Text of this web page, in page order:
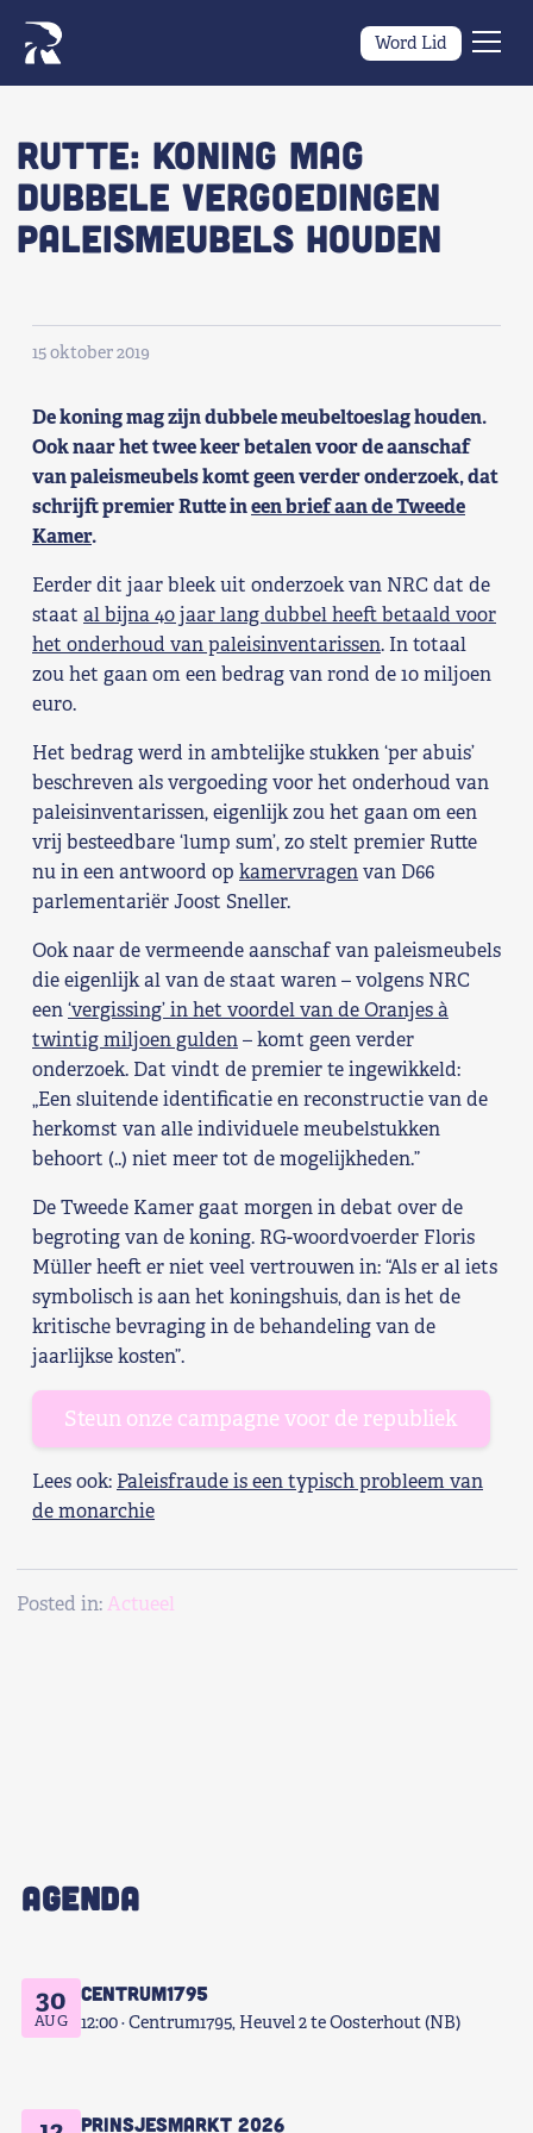
Word Lid
Zoeken
naar:Wat we willen
Wat we doen
Nieuws
Agenda
Shop
Contact
Voor leden
Word Lid
Rutte: koning mag
dubbele vergoedingen
paleismeubels houden
15 oktober 2019
De koning mag zijn dubbele meubeltoeslag houden.
Ook naar het twee keer betalen voor de aanschaf
van paleismeubels komt geen verder onderzoek, dat
schrijft premier Rutte ineen brief aan de Tweede
Kamer.
Eerder dit jaar bleek uit onderzoek van NRC dat de
staat al bijna 40 jaar lang dubbel heeft betaald voor
het onderhoud van paleisinventarissen. In totaal
zou het gaan om een bedrag van rond de 10 miljoen
euro.
Het bedrag werd in ambtelijke stukken ‘per abuis’
beschreven als vergoeding voor het onderhoud van
paleisinventarissen, eigenlijk zou het gaan om een
vrij besteedbare ‘lump sum’, zo stelt premier Rutte
nu in een antwoord op kamervragenvan D66
parlementariër Joost Sneller.
Ook naar de vermeende aanschaf van paleismeubels
die eigenlijk al van de staat waren – volgens NRC
een‘vergissing’ in het voordel van de Oranjes à
twintig miljoen gulden– komt geen verder
onderzoek. Dat vindt de premier te ingewikkeld:
„Een sluitende identificatie en reconstructie van de
herkomst van alle individuele meubelstukken
behoort (..) niet meer tot de mogelijkheden.”
De Tweede Kamer gaat morgen in debat over de
begroting van de koning. RG-woordvoerder Floris
Müller heeft er niet veel vertrouwen in: “Als er al iets
symbolisch is aan het koningshuis, dan is het de
kritische bevraging in de behandeling van de
jaarlijkse kosten”.
Steun onze campagne voor de republiek
Lees ook: Paleisfraude is een typisch probleem van
de monarchie
Posted in:Actueel
AGENDA
30
AUG
Centrum1795
12:00 Centrum1795, Heuvel 2 te Oosterhout (NB)
Prinsjesmarkt 2026